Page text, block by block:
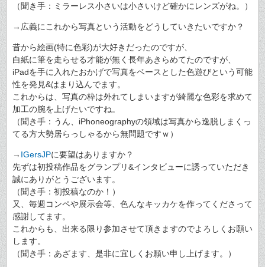
（聞き手：ミラーレス小さいは小さいけど確かにレンズがね。）
→広義にこれから写真という活動をどうしていきたいですか？
昔から絵画(特に色彩)が大好きだったのですが、
白紙に筆を走らせる才能が無く長年あきらめてたのですが、
iPadを手に入れたおかげで写真をベースとした色遊びという可能
性を発見&はまり込んでます。
これからは、写真の枠は外れてしまいますが綺麗な色彩を求めて
加工の腕を上げたいですね。
（聞き手：うん、iPhoneographyの領域は写真から逸脱しまくっ
てる方大勢居らっしゃるから無問題ですｗ）
→ IGersJPに要望はありますか？
先ずは初投稿作品をグランプリ&インタビューに誘っていただき
誠にありがとうございます。
（聞き手：初投稿なのか！）
又、毎週コンペや展示会等、色んなキッカケを作ってくださって
感謝してます。
これからも、出来る限り参加させて頂きますのでよろしくお願い
します。
（聞き手：あざます、是非に宜しくお願い申し上げます。）